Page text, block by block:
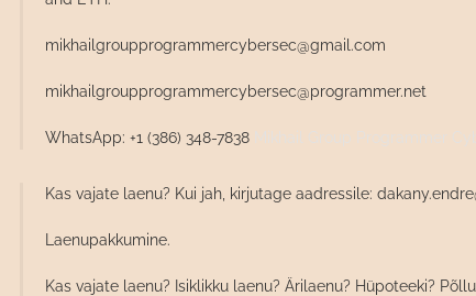
mikhailgroupprogrammercybersec@gmail.com
mikhailgroupprogrammercybersec@programmer.net
WhatsApp: +1 (386) 348-7838
Kas vajate laenu? Kui jah, kirjutage aadressile:
Laenupakkumine.
Kas vajate laenu? Isiklikku laenu? Ärilaenu? Hüpoteeki?